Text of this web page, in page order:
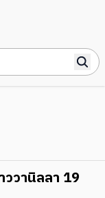
วานิลลา 19